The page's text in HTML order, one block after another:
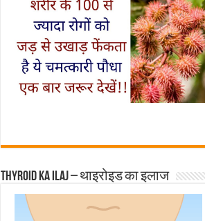
Thyroid ka ilaj – थाइरोइड का इलाज